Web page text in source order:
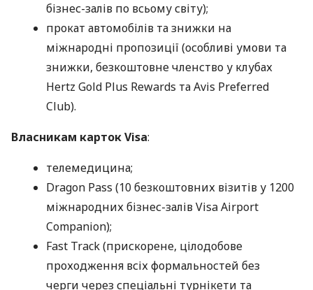
бізнес-залів по всьому світу);
прокат автомобілів та знижки на
міжнародні пропозиції (особливі умови та
знижки, безкоштовне членство у клубах
Hertz Gold Plus Rewards та Avis Preferred
Club).
Власникам карток Visa:
телемедицина;
Dragon Pass (10 безкоштовних візитів у 1200
міжнародних бізнес-залів Visa Airport
Companion);
Fast Track (прискорене, цілодобове
проходження всіх формальностей без
черги через спеціальні турнікети та